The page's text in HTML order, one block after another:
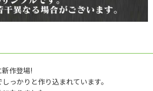
作登場!
っかりと作り込まれています。